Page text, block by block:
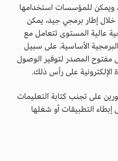
ويمكن للمؤسسات استخدامها
إطار برمجي جيد، يمكن
عالية المستوى تتعامل مع
الأساسية. على سبيل
مفتوح المصدر لتوفير الوصول
الإلكترونية على رأس ذلك.
على تجنب كتابة التعليمات
إبطاء التطبيقات أو شغلها